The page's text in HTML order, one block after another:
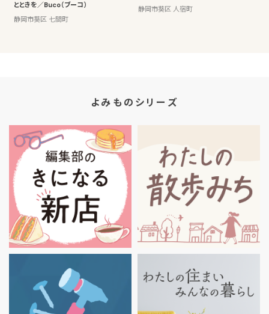
とときを／Buco（ブーコ）
静岡市葵区 七間町
静岡市葵区 人宿町
よみものシリーズ